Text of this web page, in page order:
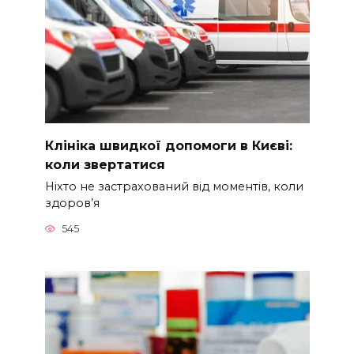
Клініка швидкої допомоги в Києві:
коли звертатися
Ніхто не застрахований від моментів, коли
здоров’я
545